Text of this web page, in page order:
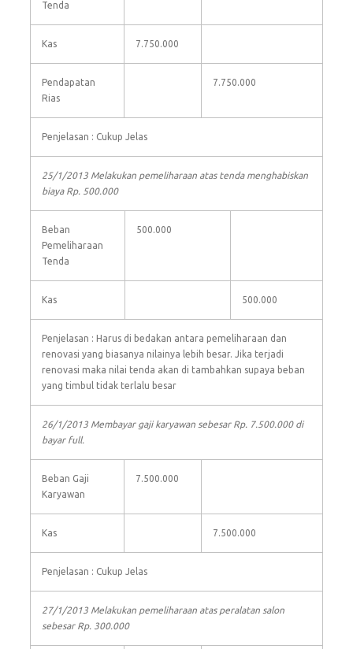
Tenda
Kas 7.750.000
Pendapatan
Rias
7.750.000
Penjelasan : Cukup Jelas
25/1/2013 Melakukan pemeliharaan atas tenda menghabiskan
biaya Rp. 500.000
Beban
Pemeliharaan
Tenda
500.000
Kas 500.000
Penjelasan : Harus di bedakan antara pemeliharaan dan
renovasi yang biasanya nilainya lebih besar. Jika terjadi
renovasi maka nilai tenda akan di tambahkan supaya beban
yang timbul tidak terlalu besar
26/1/2013 Membayar gaji karyawan sebesar Rp. 7.500.000 di
bayar full.
Beban Gaji
Karyawan
7.500.000
Kas 7.500.000
Penjelasan : Cukup Jelas
27/1/2013 Melakukan pemeliharaan atas peralatan salon
sebesar Rp. 300.000